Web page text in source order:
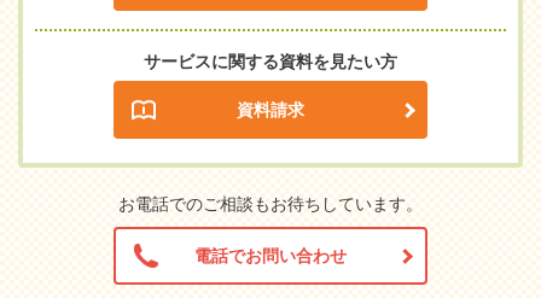
サービスに関する資料を見たい方
資料請求
お電話でのご相談もお待ちしています。
電話でお問い合わせ